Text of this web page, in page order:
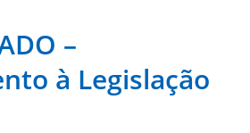
–
à Legislação